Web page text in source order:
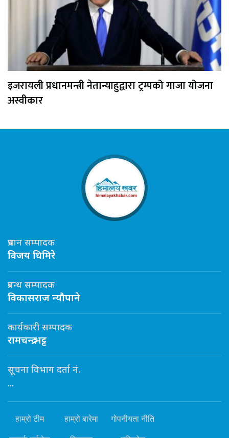
इजरायली प्रधानमन्त्री नेतान्याहुद्वारा ट्रम्पको गाजा योजना
अस्वीकार
प्रधान सम्पादक
विजय घिमिरे
प्रबन्ध सम्पादक
विकासराज न्यौपाने
कार्यकारी सम्पादक
रामचन्द्र भट्ट
सूचना विभाग दर्ता नं.
...
हाम्रो टीम हाम्रो बारेमा गोपनीयता नीति